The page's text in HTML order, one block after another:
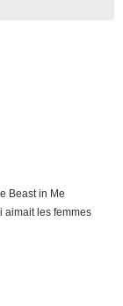
Beast in Me
aimait les femmes